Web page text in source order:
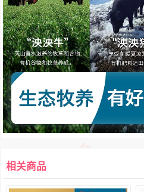
相关商品